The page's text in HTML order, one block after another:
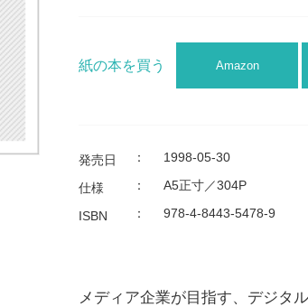
紙の本を買う Amazon
発売日 ： 1998-05-30
仕様 ： A5正寸／304P
ISBN ： 978-4-8443-5478-9
メディア企業が目指す、デジタ